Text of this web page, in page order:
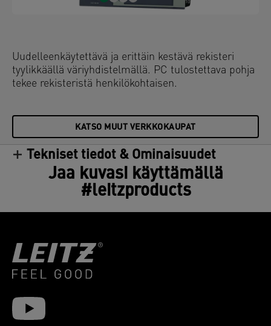
Uudelleenkäytettävä ja erittäin kestävä rekisteri
tyylikkäällä väriyhdistelmällä. PC tulostettava pohja
tekee rekisteristä henkilökohtaisen.
KATSO MUUT VERKKOKAUPAT
Tekniset tiedot & Ominaisuudet
Jaa kuvasi käyttämällä
#leitzproducts